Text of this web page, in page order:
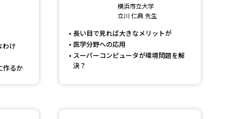
わけ
作るか
横浜市立大学
立川 仁典 先生
長い目で見れば大きなメリットが
医学分野への応用
スーパーコンピュータが環境問題を解
決？